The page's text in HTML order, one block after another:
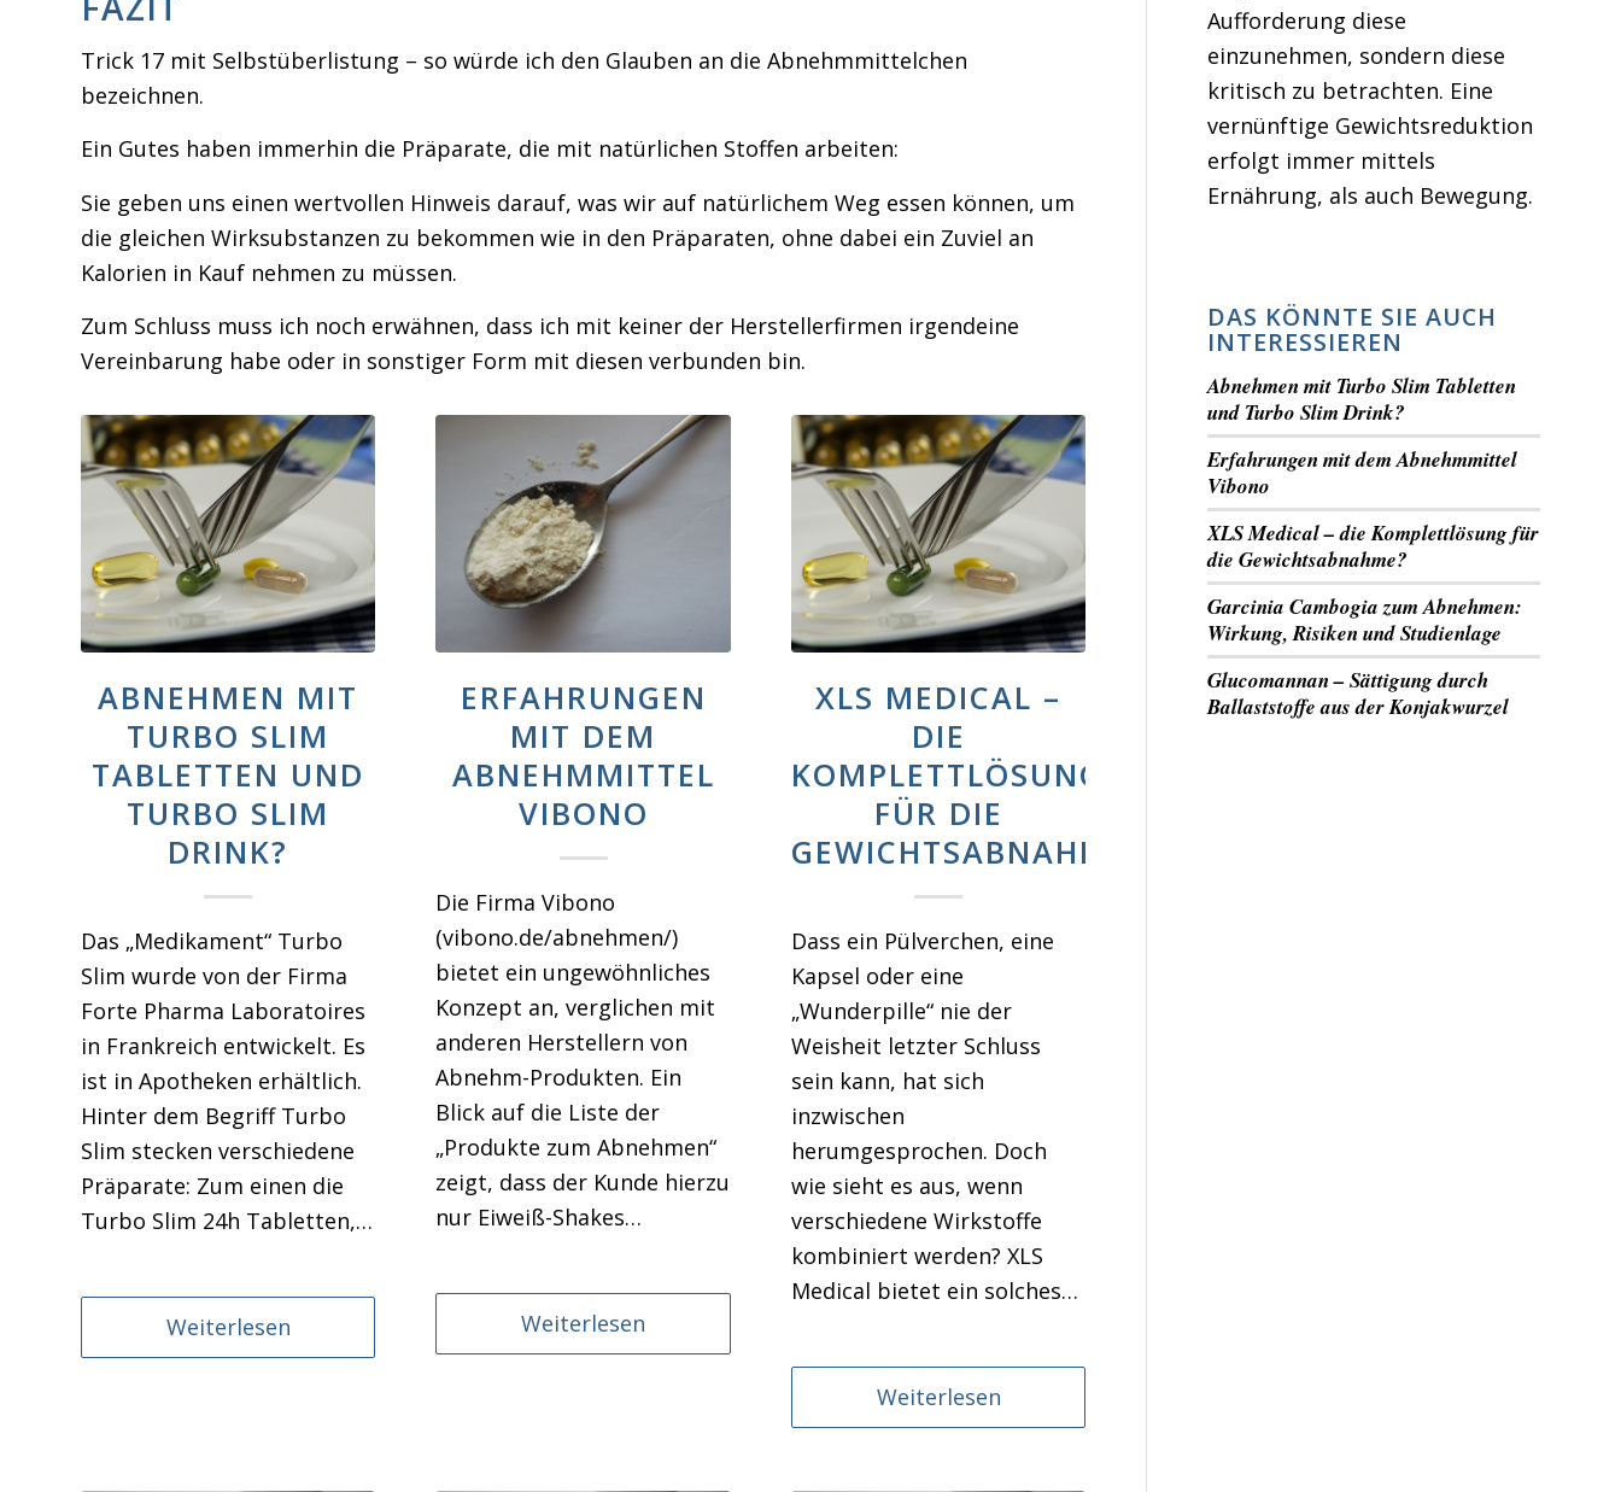
Trick 17 mit Selbstüberlistung – so würde ich den Glauben an die Abnehmmittelchen
bezeichnen.
Ein Gutes haben immerhin die Präparate, die mit natürlichen Stoffen arbeiten:
Sie geben uns einen wertvollen Hinweis darauf, was wir auf natürlichem Weg essen können, um
die gleichen Wirksubstanzen zu bekommen wie in den Präparaten, ohne dabei ein Zuviel an
Kalorien in Kauf nehmen zu müssen.
Zum Schluss muss ich noch erwähnen, dass ich mit keiner der Herstellerfirmen irgendeine
Vereinbarung habe oder in sonstiger Form mit diesen verbunden bin.
ABNEHMEN MIT
TURBO SLIM
TABLETTEN UND
TURBO SLIM
DRINK?
Das „Medikament“ Turbo
Slim wurde von der Firma
Forte Pharma Laboratoires
in Frankreich entwickelt. Es
ist in Apotheken erhältlich.
Hinter dem Begriff Turbo
Slim stecken verschiedene
Präparate: Zum einen die
Turbo Slim 24h Tabletten,…
Weiterlesen
ERFAHRUNGEN
MIT DEM
ABNEHMMITTEL
VIBONO
Die Firma Vibono
(vibono.de/abnehmen/)
bietet ein ungewöhnliches
Konzept an, verglichen mit
anderen Herstellern von
Abnehm-Produkten. Ein
Blick auf die Liste der
„Produkte zum Abnehmen“
zeigt, dass der Kunde hierzu
nur Eiweiß-Shakes…
Weiterlesen
XLS MEDICAL –
DIE
KOMPLETTLÖSUNG
FÜR DIE
GEWICHTSABNAHME?
Dass ein Pülverchen, eine
Kapsel oder eine
„Wunderpille“ nie der
Weisheit letzter Schluss
sein kann, hat sich
inzwischen
herumgesprochen. Doch
wie sieht es aus, wenn
verschiedene Wirkstoffe
kombiniert werden? XLS
Medical bietet ein solches…
Weiterlesen
Aufforderung diese
einzunehmen, sondern diese
kritisch zu betrachten. Eine
vernünftige Gewichtsreduktion
erfolgt immer mittels
Ernährung, als auch Bewegung.
DAS KÖNNTE SIE AUCH
INTERESSIEREN
Abnehmen mit Turbo Slim Tabletten
und Turbo Slim Drink?
Erfahrungen mit dem Abnehmmittel
Vibono
XLS Medical – die Komplettlösung für
die Gewichtsabnahme?
Garcinia Cambogia zum Abnehmen:
Wirkung, Risiken und Studienlage
Glucomannan – Sättigung durch
Ballaststoffe aus der Konjakwurzel